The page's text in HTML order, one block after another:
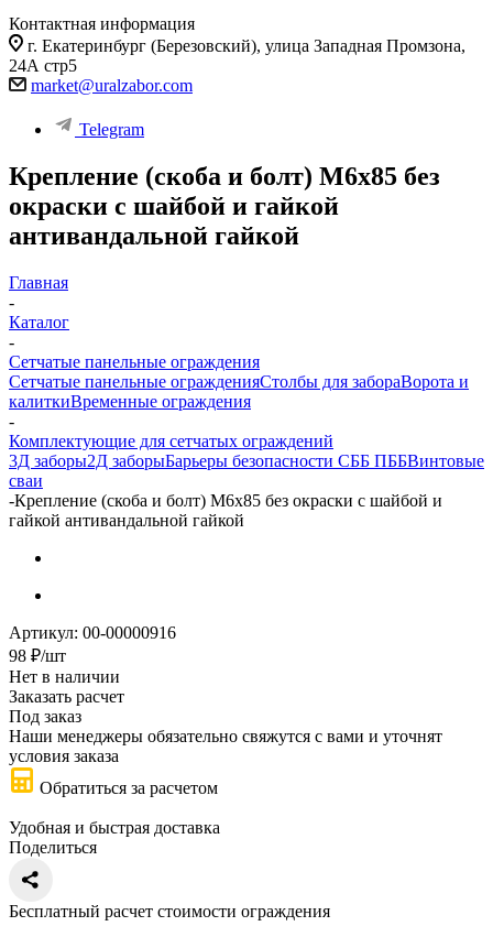
Контактная информация
г. Екатеринбург (Березовский), улица Западная Промзона,
24А стр5
market@uralzabor.com
Telegram
Крепление (скоба и болт) М6х85 без
окраски с шайбой и гайкой
антивандальной гайкой
Главная
-
Каталог
-
Сетчатые панельные ограждения
Сетчатые панельные огражденияСтолбы для забораВорота и
калиткиВременные ограждения
-
Комплектующие для сетчатых ограждений
3Д заборы2Д заборыБарьеры безопасности СББ ПББВинтовые
сваи
-Крепление (скоба и болт) М6х85 без окраски с шайбой и
гайкой антивандальной гайкой
Артикул: 00-00000916
98 ₽/шт
Нет в наличии
Заказать расчет
Под заказ
Наши менеджеры обязательно свяжутся с вами и уточнят
условия заказа
Обратиться за расчетом
Удобная и быстрая доставка
Поделиться
Бесплатный расчет стоимости ограждения